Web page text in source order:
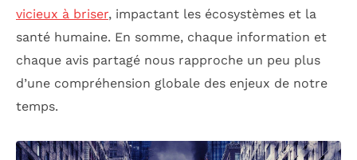
vicieux à briser, impactant les écosystèmes et la
santé humaine. En somme, chaque information et
chaque avis partagé nous rapproche un peu plus
d’une compréhension globale des enjeux de notre
temps.